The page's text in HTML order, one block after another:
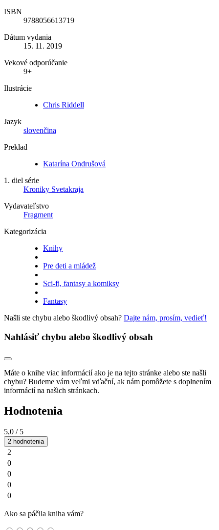
ISBN
9788056613719
Dátum vydania
15. 11. 2019
Vekové odporúčanie
9+
Ilustrácie
Chris Riddell
Jazyk
slovenčina
Preklad
Katarína Ondrušová
1. diel série
Kroniky Svetakraja
Vydavateľstvo
Fragment
Kategorizácia
Knihy
Pre deti a mládež
Sci-fi, fantasy a komiksy
Fantasy
Našli ste chybu alebo škodlivý obsah? Dajte nám, prosím, vedieť!
Nahlásiť chybu alebo škodlivý obsah
Máte o knihe viac informácií ako je na tejto stránke alebo ste našli
chybu? Budeme vám veľmi vďační, ak nám pomôžete s doplnením
informácií na našich stránkach.
Hodnotenia
5,0 / 5
2 hodnotenia
2
0
0
0
0
Ako sa páčila kniha vám?